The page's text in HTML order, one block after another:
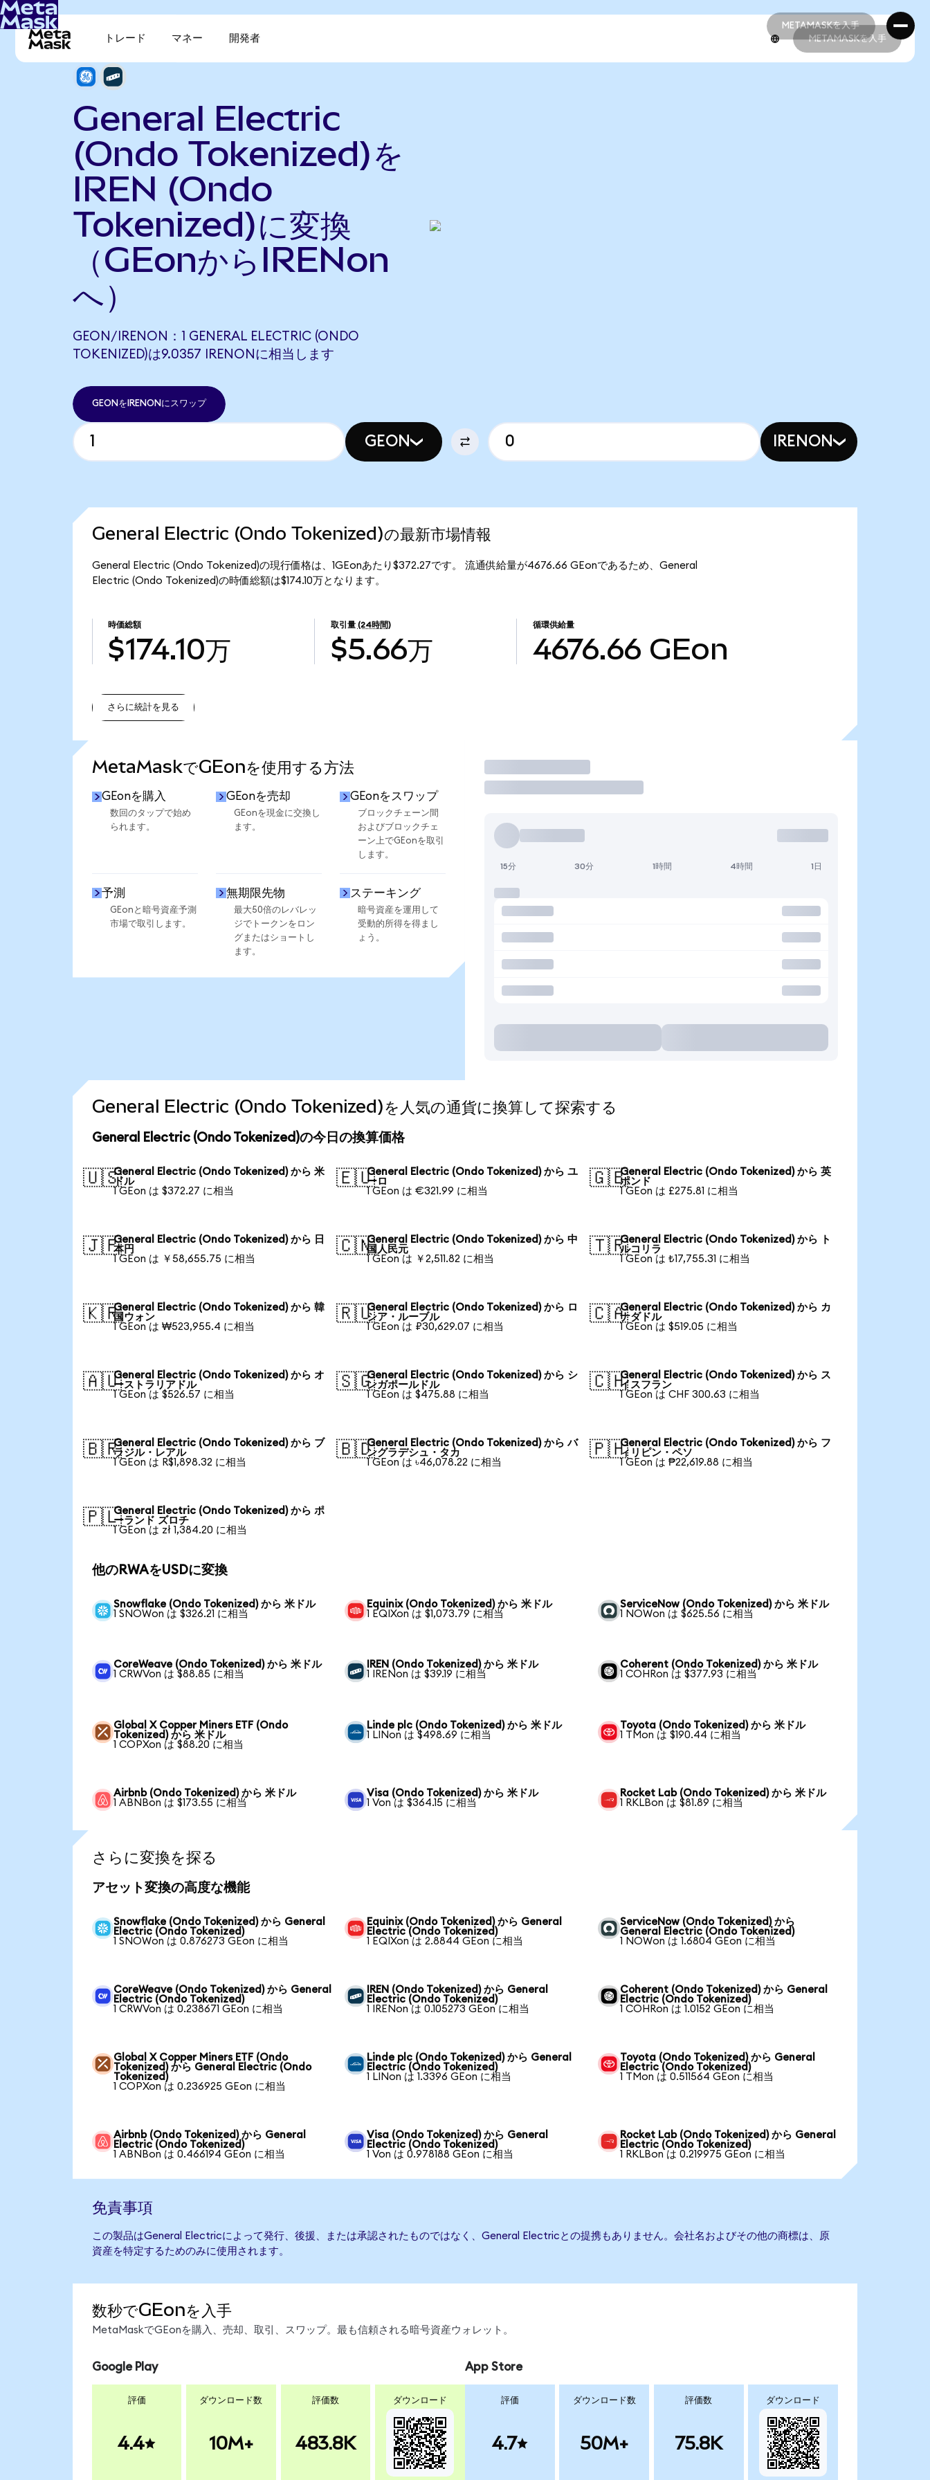
METAMASKを入手
METAMASKを入手
トレード マネー 開発者 METAMASKを入手
General Electric
(Ondo Tokenized)を
IREN (Ondo
Tokenized)に変換
（GEonからIRENon
へ）
GEON/IRENON：1 GENERAL ELECTRIC (ONDO
TOKENIZED)は9.0357 IRENONに相当します
GEONをIRENONにスワップ
GEON IRENON
General Electric (Ondo Tokenized)の最新市場情報
General Electric (Ondo Tokenized)の現行価格は、1GEonあたり$372.27です。 流通供給量が4676.66 GEonであるため、General
Electric (Ondo Tokenized)の時価総額は$174.10万となります。
時価総額
$174.10万
取引量 (24時間)
$5.66万
循環供給量
4676.66 GEon
さらに統計を見る
MetaMaskでGEonを使用する方法
GEonを購入
数回のタップで始め
られます。
GEonを売却
GEonを現金に交換し
ます。
GEonをスワップ
ブロックチェーン間
およびブロックチェ
ーン上でGEonを取引
します。
予測
GEonと暗号資産予測
市場で取引します。
無期限先物
最大50倍のレバレッ
ジでトークンをロン
グまたはショートし
ます。
ステーキング
暗号資産を運用して
受動的所得を得まし
ょう。
取引
15分 30分 1時間 4時間 1日
General Electric (Ondo Tokenized)を人気の通貨に換算して探索する
General Electric (Ondo Tokenized)の今日の換算価格
🇺🇸General Electric (Ondo Tokenized) から 米
ドル
1 GEon は $372.27 に相当
🇪🇺General Electric (Ondo Tokenized) から ユ
ーロ
1 GEon は €321.99 に相当
🇬🇧General Electric (Ondo Tokenized) から 英
ポンド
1 GEon は £275.81 に相当
🇯🇵General Electric (Ondo Tokenized) から 日
本円
1 GEon は ￥58,655.75 に相当
🇨🇳General Electric (Ondo Tokenized) から 中
国人民元
1 GEon は ￥2,511.82 に相当
🇹🇷General Electric (Ondo Tokenized) から ト
ルコリラ
1 GEon は ₺17,755.31 に相当
🇰🇷General Electric (Ondo Tokenized) から 韓
国ウォン
1 GEon は ₩523,955.4 に相当
🇷🇺General Electric (Ondo Tokenized) から ロ
シア・ルーブル
1 GEon は ₽30,629.07 に相当
🇨🇦General Electric (Ondo Tokenized) から カ
ナダドル
1 GEon は $519.05 に相当
🇦🇺General Electric (Ondo Tokenized) から オ
ーストラリアドル
1 GEon は $526.57 に相当
🇸🇬General Electric (Ondo Tokenized) から シ
ンガポールドル
1 GEon は $475.88 に相当
🇨🇭General Electric (Ondo Tokenized) から ス
イスフラン
1 GEon は CHF 300.63 に相当
🇧🇷General Electric (Ondo Tokenized) から ブ
ラジル・レアル
1 GEon は R$1,898.32 に相当
🇧🇩General Electric (Ondo Tokenized) から バ
ングラデシュ・タカ
1 GEon は ৳46,078.22 に相当
🇵🇭General Electric (Ondo Tokenized) から フ
ィリピン・ペソ
1 GEon は ₱22,619.88 に相当
🇵🇱General Electric (Ondo Tokenized) から ポ
ーランド ズロチ
1 GEon は zł 1,384.20 に相当
他のRWAをUSDに変換
Snowflake (Ondo Tokenized) から 米ドル
1 SNOWon は $326.21 に相当
Equinix (Ondo Tokenized) から 米ドル
1 EQIXon は $1,073.79 に相当
ServiceNow (Ondo Tokenized) から 米ドル
1 NOWon は $625.56 に相当
CoreWeave (Ondo Tokenized) から 米ドル
1 CRWVon は $88.85 に相当
IREN (Ondo Tokenized) から 米ドル
1 IRENon は $39.19 に相当
Coherent (Ondo Tokenized) から 米ドル
1 COHRon は $377.93 に相当
Global X Copper Miners ETF (Ondo
Tokenized) から 米ドル
1 COPXon は $88.20 に相当
Linde plc (Ondo Tokenized) から 米ドル
1 LINon は $498.69 に相当
Toyota (Ondo Tokenized) から 米ドル
1 TMon は $190.44 に相当
Airbnb (Ondo Tokenized) から 米ドル
1 ABNBon は $173.55 に相当
Visa (Ondo Tokenized) から 米ドル
1 Von は $364.15 に相当
Rocket Lab (Ondo Tokenized) から 米ドル
1 RKLBon は $81.89 に相当
さらに変換を探る
アセット変換の高度な機能
Snowflake (Ondo Tokenized) から General
Electric (Ondo Tokenized)
1 SNOWon は 0.876273 GEon に相当
Equinix (Ondo Tokenized) から General
Electric (Ondo Tokenized)
1 EQIXon は 2.8844 GEon に相当
ServiceNow (Ondo Tokenized) から
General Electric (Ondo Tokenized)
1 NOWon は 1.6804 GEon に相当
CoreWeave (Ondo Tokenized) から General
Electric (Ondo Tokenized)
1 CRWVon は 0.238671 GEon に相当
IREN (Ondo Tokenized) から General
Electric (Ondo Tokenized)
1 IRENon は 0.105273 GEon に相当
Coherent (Ondo Tokenized) から General
Electric (Ondo Tokenized)
1 COHRon は 1.0152 GEon に相当
Global X Copper Miners ETF (Ondo
Tokenized) から General Electric (Ondo
Tokenized)
1 COPXon は 0.236925 GEon に相当
Linde plc (Ondo Tokenized) から General
Electric (Ondo Tokenized)
1 LINon は 1.3396 GEon に相当
Toyota (Ondo Tokenized) から General
Electric (Ondo Tokenized)
1 TMon は 0.511564 GEon に相当
Airbnb (Ondo Tokenized) から General
Electric (Ondo Tokenized)
1 ABNBon は 0.466194 GEon に相当
Visa (Ondo Tokenized) から General
Electric (Ondo Tokenized)
1 Von は 0.978188 GEon に相当
Rocket Lab (Ondo Tokenized) から General
Electric (Ondo Tokenized)
1 RKLBon は 0.219975 GEon に相当
免責事項
この製品はGeneral Electricによって発行、後援、または承認されたものではなく、General Electricとの提携もありません。会社名およびその他の商標は、原
資産を特定するためのみに使用されます。
数秒でGEonを入手
MetaMaskでGEonを購入、売却、取引、スワップ。最も信頼される暗号資産ウォレット。
Google Play
評価
4.4
ダウンロード数
10M+
評価数
483.8K
ダウンロード
App Store
評価
4.7
ダウンロード数
50M+
評価数
75.8K
ダウンロード